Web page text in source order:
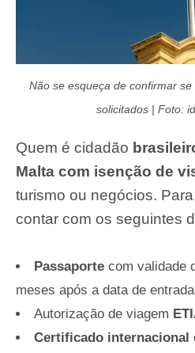
Não se esqueça de confirmar
solicitados | Foto:
Quem é cidadão
Malta com isenção de
turismo ou negócios.
contar com os seguintes
Passaporte com validade
meses após a data de
Autorização de viagem
Certificado internacional